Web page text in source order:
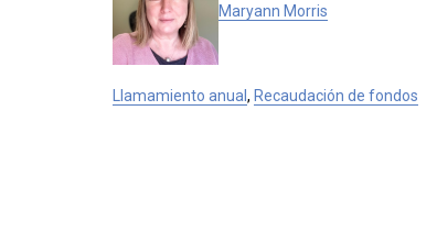
Maryann Morris
Llamamiento anual , Recaudación de fondos